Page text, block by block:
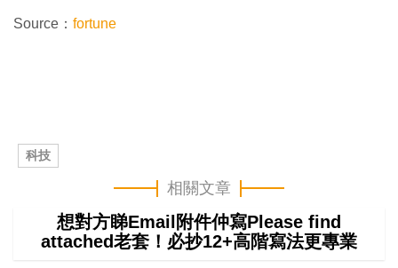
Source： fortune
科技
相關文章
想對方睇Email附件仲寫Please find
attached老套！必抄12+高階寫法更專業